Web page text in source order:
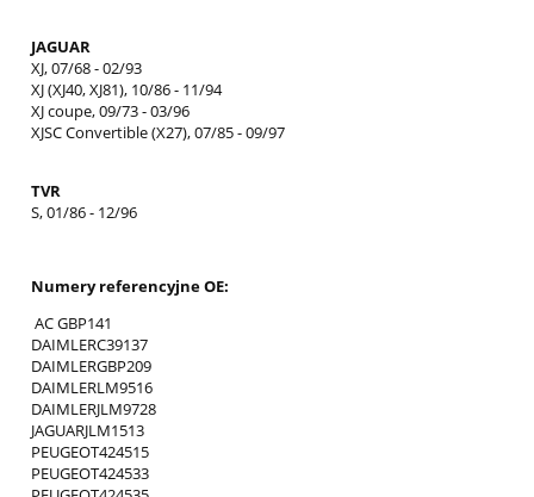
JAGUAR
XJ, 07/68 - 02/93
XJ (XJ40, XJ81), 10/86 - 11/94
XJ coupe, 09/73 - 03/96
XJSC Convertible (X27), 07/85 - 09/97
TVR
S, 01/86 - 12/96
Numery referencyjne OE:
AC GBP141
DAIMLERC39137
DAIMLERGBP209
DAIMLERLM9516
DAIMLERJLM9728
JAGUARJLM1513
PEUGEOT424515
PEUGEOT424533